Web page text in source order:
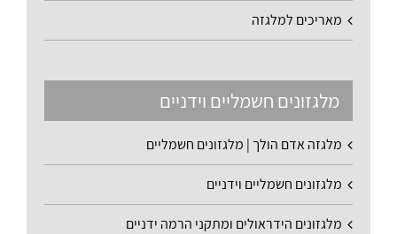
מאריכים למלגזה
מלגזונים חשמליים וידניים
מלגזה אדם הולך | מלגזונים חשמליים
מלגזונים חשמליים וידניים
מלגזונים הידראולים ומתקני הרמה ידניים